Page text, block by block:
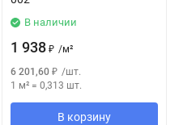
В наличии
1 938 ₽ /м²
6 201,60 ₽ /шт.
1 м² = 0,313 шт.
В корзину